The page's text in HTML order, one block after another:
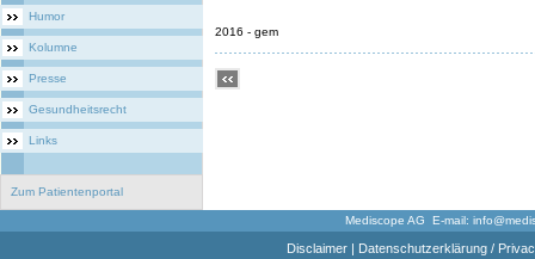
Humor
Kolumne
Presse
Gesundheitsrecht
Links
Zum Patientenportal
2016 - gem
Mediscope AG E-mail:
Disclaimer| Datenschutzerklärung /